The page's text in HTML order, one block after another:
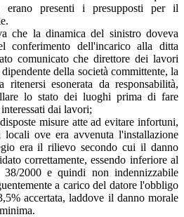
erano presenti i presupposti per il
che la dinamica del sinistro doveva
conferimento dell'incarico alla ditta
comunicato che direttore dei lavori
della società committente, la
ritenersi esonerata da responsabilità,
lo stato dei luoghi prima di fare
dai lavori;
misure atte ad evitare infortuni,
ove era avvenuta l'installazione
era il rilievo secondo cui il danno
correttamente, essendo inferiore al
2000 e quindi non indennizzabile
a carico del datore l'obbligo
accertata, laddove il danno morale